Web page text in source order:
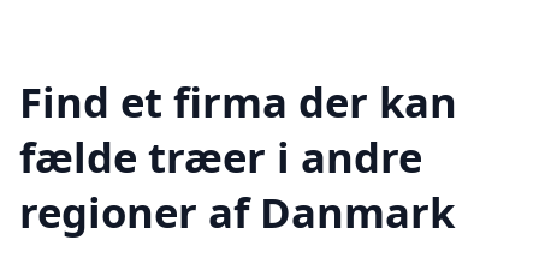
Find et firma der kan
fælde træer i andre
regioner af Danmark